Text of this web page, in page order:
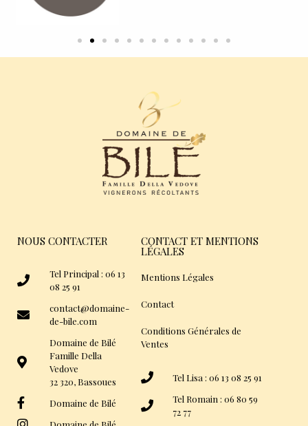
NOUS CONTACTER
Tel Principal : 06 13
08 25 91
contact@domaine-
de-bile.com
Domaine de Bilé
Famille Della
Vedove
32 320, Bassoues
Domaine de Bilé
CONTACT ET MENTIONS
LÉGALES
Mentions Légales
Contact
Conditions Générales de
Ventes
Tel Lisa : 06 13 08 25 91
Tel Romain : 06 80 59
72 77